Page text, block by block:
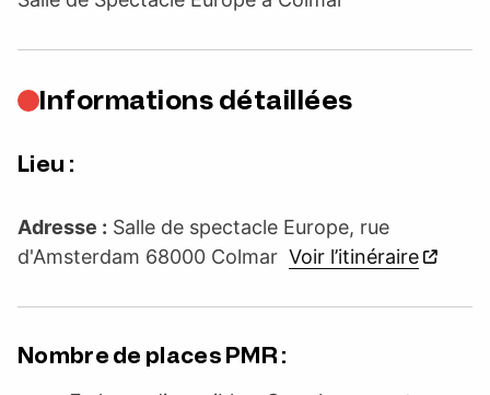
Informations détaillées
Lieu :
Adresse : Salle de spectacle Europe, rue
d'Amsterdam 68000 Colmar Voir l’itinéraire
Nombre de places PMR :